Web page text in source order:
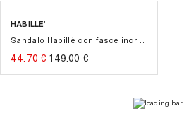
Paypal.
Scalapay(pagamento in 3 o 4 rate a
Klarna(pagamento in 3 rate a interessi
Per maggiori dettagli ti invitiamo a
customercare@themooder.com
-70%
HABILLE'
Sandalo Habillè con fasce incrociate in pelle intrecciata
44.70 € 149.00 €